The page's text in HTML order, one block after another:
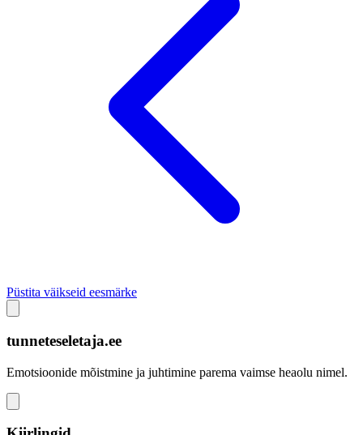
Püstita väikseid eesmärke
tunneteseletaja.ee
Emotsioonide mõistmine ja juhtimine parema vaimse heaolu nimel.